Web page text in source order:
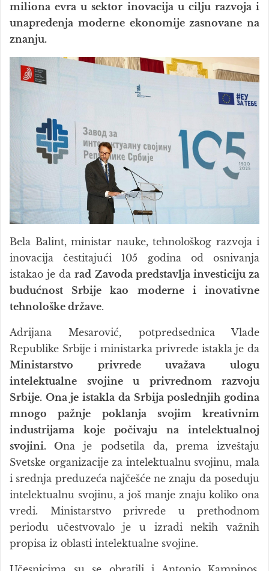
miliona evra u sektor inovacija u cilju razvoja i
unapređenja moderne ekonomije zasnovane na
znanju.
Bela Balint, ministar nauke, tehnološkog razvoja i
inovacija čestitajući 105 godina od osnivanja
istakao je darad Zavoda predstavlja investiciju za
budućnost Srbije kao moderne i inovativne
tehnološke države.
Adrijana Mesarović, potpredsednica Vlade
Republike Srbije i ministarka privrede istakla je da
Ministarstvo privrede uvažava ulogu
intelektualne svojine u privrednom razvoju
Srbije. Ona je istakla da Srbija poslednjih godina
mnogo pažnje poklanja svojim kreativnim
industrijama koje počivaju na intelektualnoj
svojini. Ona je podsetila da, prema izveštaju
Svetske organizacije za intelektualnu svojinu, mala
i srednja preduzeća najčešće ne znaju da poseduju
intelektualnu svojinu, a još manje znaju koliko ona
vredi. Ministarstvo privrede u prethodnom
periodu učestvovalo je u izradi nekih važnih
propisa iz oblasti intelektualne svojine.